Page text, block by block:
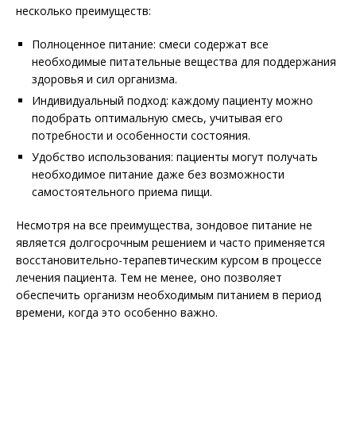
несколько преимуществ:
Полноценное питание: смеси содержат все
необходимые питательные вещества для поддержания
здоровья и сил организма.
Индивидуальный подход: каждому пациенту можно
подобрать оптимальную смесь, учитывая его
потребности и особенности состояния.
Удобство использования: пациенты могут получать
необходимое питание даже без возможности
самостоятельного приема пищи.
Несмотря на все преимущества, зондовое питание не
является долгосрочным решением и часто применяется
восстановительно-терапевтическим курсом в процессе
лечения пациента. Тем не менее, оно позволяет
обеспечить организм необходимым питанием в период
времени, когда это особенно важно.